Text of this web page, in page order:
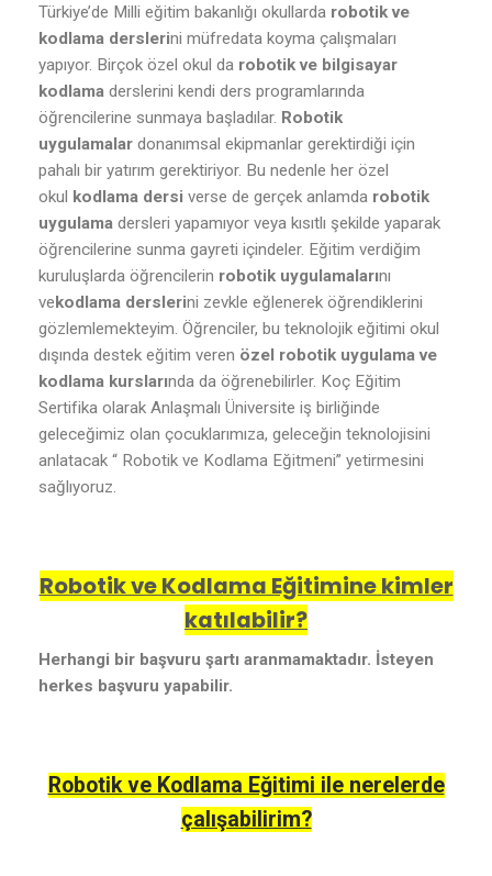
Türkiye’de Milli eğitim bakanlığı okullarda robotik ve
kodlama derslerini müfredata koyma çalışmaları
yapıyor. Birçok özel okul da robotik ve bilgisayar
kodlama derslerini kendi ders programlarında
öğrencilerine sunmaya başladılar. Robotik
uygulamalar donanımsal ekipmanlar gerektirdiği için
pahalı bir yatırım gerektiriyor. Bu nedenle her özel
okul kodlama dersi verse de gerçek anlamda robotik
uygulama dersleri yapamıyor veya kısıtlı şekilde yaparak
öğrencilerine sunma gayreti içindeler. Eğitim verdiğim
kuruluşlarda öğrencilerin robotik uygulamalarını
vekodlama derslerini zevkle eğlenerek öğrendiklerini
gözlemlemekteyim. Öğrenciler, bu teknolojik eğitimi okul
dışında destek eğitim veren özel robotik uygulama ve
kodlama kurslarında da öğrenebilirler. Koç Eğitim
Sertifika olarak Anlaşmalı Üniversite iş birliğinde
geleceğimiz olan çocuklarımıza, geleceğin teknolojisini
anlatacak “ Robotik ve Kodlama Eğitmeni” yetirmesini
sağlıyoruz.
Robotik ve Kodlama Eğitimine kimler
katılabilir?
Herhangi bir başvuru şartı aranmamaktadır. İsteyen
herkes başvuru yapabilir.
Robotik ve Kodlama Eğitimi ile nerelerde
çalışabilirim?